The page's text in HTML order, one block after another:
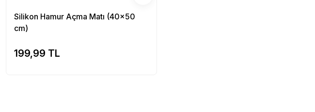
veriş yapmayı düşünüyorum. Müşteri ile ilgilenilmesi mükemmeldi. Teşekkürler
D... N... | 08/08/2024
Çok güzel bir site
Silikon Hamur Açma Matı (40x50
cm)
199,99 TL